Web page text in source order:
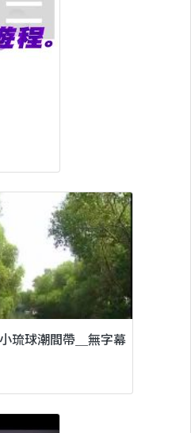
琉球潮間帶＿無字幕